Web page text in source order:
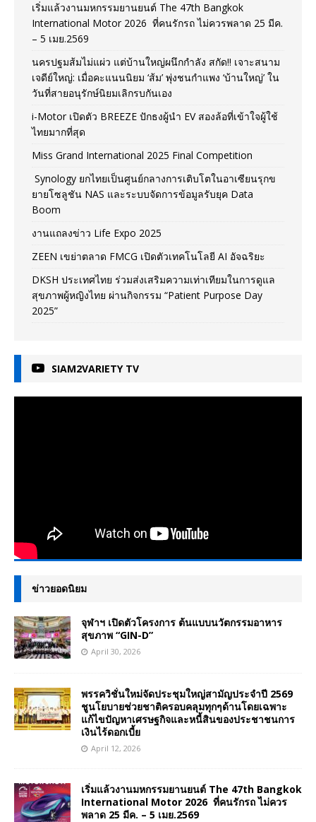
เริ่มแล้วงานมหกรรมยานยนต์ The 47th Bangkok
International Motor 2026 ที่คนรักรถ ไม่ควรพลาด 25 มีค.
– 5 เมย.2569
นครปฐมส้มไม่แผ่ว แต่บ้านใหญ่ผนึกกำลัง สกัด!! เจาะสนาม
เจดีย์ใหญ่: เมื่อคะแนนนิยม ‘ส้ม’ พุ่งชนกำแพง ‘บ้านใหญ่’ ใน
วันที่สายอนุรักษ์นิยมเลิกรบกันเอง
i-Motor เปิดตัว BREEZE ปักธงผู้นำ EV สองล้อที่เข้าใจผู้ใช้
ไทยมากที่สุด
Miss Grand International 2025 Final Competition
Synology ยกไทยเป็นศูนย์กลางการเติบโตในอาเซียนรุกข
ยายโซลูชัน NAS และระบบจัดการข้อมูลรับยุค Data
Boom
งานแถลงข่าว Life Expo 2025
ZEEN เขย่าตลาด FMCG เปิดตัวเทคโนโลยี AI อัจฉริยะ
DKSH ประเทศไทย ร่วมส่งเสริมความเท่าเทียมในการดูแล
สุขภาพผู้หญิงไทย ผ่านกิจกรรม “Patient Purpose Day
2025”
SIAM2VARIETY TV
ข่าวยอดนิยม
จุฬาฯ เปิดตัวโครงการ ต้นแบบนวัตกรรมอาหาร
สุขภาพ “GIN-D”
April 30, 2026
พรรควิชั่นใหม่จัดประชุมใหญ่สามัญประจำปี 2569
ชูนโยบายช่วยชาติครอบคลุมทุกๆด้านโดยเฉพาะ
แก้ไขปัญหาเศรษฐกิจและหนี้สินของประชาชนการ
เงินไร้ดอกเบี้ย
April 12, 2026
เริ่มแล้วงานมหกรรมยานยนต์ The 47th Bangkok
International Motor 2026 ที่คนรักรถ ไม่ควร
พลาด 25 มีค. – 5 เมย.2569